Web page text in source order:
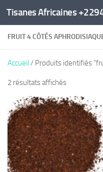
Au dessous du contenu
Tisanes Africaines
FRUIT 4 CÔTÉS
Accueil/ Produits identifiés
2 résultats affichésTrié
par
popularité